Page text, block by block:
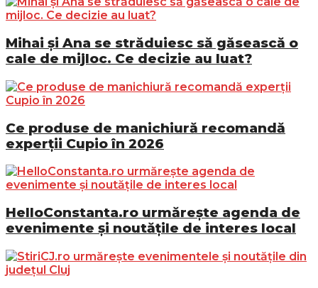
Mihai și Ana se străduiesc să găsească o
cale de mijloc. Ce decizie au luat?
Ce produse de manichiură recomandă
experții Cupio în 2026
HelloConstanta.ro urmărește agenda de
evenimente și noutățile de interes local